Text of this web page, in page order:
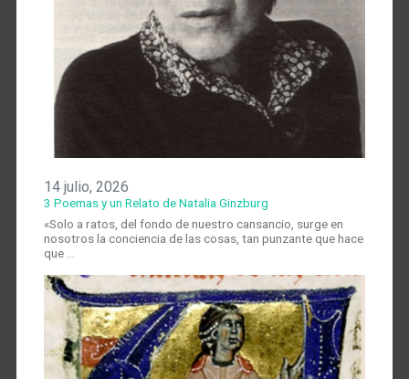
14 julio, 2026
3 Poemas y un Relato de Natalia Ginzburg
«Solo a ratos, del fondo de nuestro cansancio, surge en
nosotros la conciencia de las cosas, tan punzante que hace
que …